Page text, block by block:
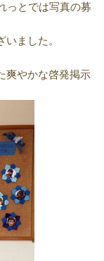
っとでは写真の募
ました。
爽やかな啓発掲示